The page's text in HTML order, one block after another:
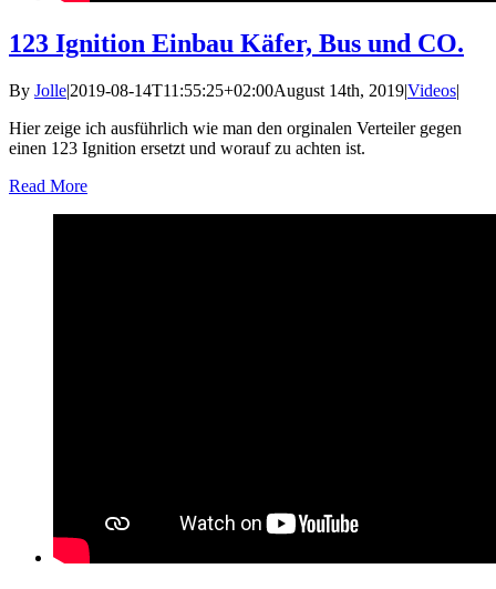
123 Ignition Einbau Käfer, Bus und CO.
By Jolle|2019-08-14T11:55:25+02:00August 14th, 2019|Videos|
Hier zeige ich ausführlich wie man den orginalen Verteiler gegen
einen 123 Ignition ersetzt und worauf zu achten ist.
Read More